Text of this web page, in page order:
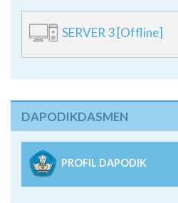
SERVER 3 [Offline]
DAPODIKDASMEN
PROFIL DAPODIK